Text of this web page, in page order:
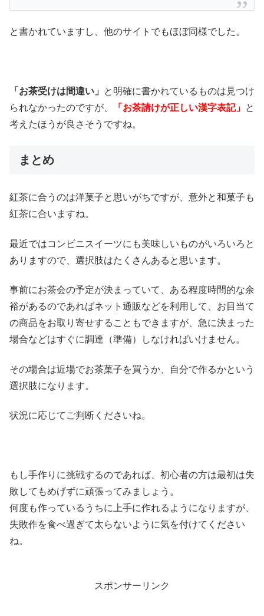
と書かれていますし、他のサイトでもほぼ同様でした。
「お茶受けは間違い」
と明確に書かれているものは見つけ
られなかったのですが、
「お茶請けが正しい漢字表記」 と
考えたほうが良さそうですね。
まとめ
紅茶に合うのは洋菓子と思いがちですが、意外と和菓子も
紅茶に合いますね。
最近ではコンビニスイーツにも美味しいものがいろいろと
ありますので、選択肢はたくさんあると思います。
事前にお茶会の予定が決まっていて、ある程度時間的な余
裕があるのであればネット通販などを利用して、お目当て
の商品をお取り寄せすることもできますが、急に決まった
場合などはすぐに調達（準備）しなければいけません。
その場合は近場でお茶菓子を買うか、自分で作るかという
選択肢になります。
状況に応じてご判断くださいね。
もし手作りに挑戦するのであれば、初心者の方は最初は失
敗してもめげずに頑張ってみましょう。
何度も作っているうちに上手に作れるようになりますが、
失敗作を食べ過ぎて太らないように気を付けてください
ね。
スポンサーリンク